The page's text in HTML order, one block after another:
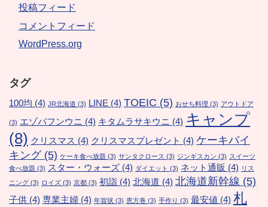
投稿フィード
コメントフィード
WordPress.org
タグ
100均 (4) JR北海道 (3) LINE (4) TOEIC (5) おせち料理 (3) アウトドア
(3) エゾバフンウニ (4) キタムラサキウニ (4) キャンプ
(8) クリスマス (4) クリスマスプレゼント (4) ケーキバイ
キング(5) ケーキ食べ放題 (3) サンタクロース (3) ジンギスカン (3) スイーツ
食べ放題 (3) スター・ウォーズ (4) ダイエット (3) ネット通販 (4) リス
ニング (3) ロイズ (3) 京都 (3) 初詣 (4) 北海道 (4) 北海道新幹線 (5)
子供 (4) 専業主婦 (4) 年賀状 (3) 恵方巻 (3) 手作り (3) 最安値 (4) 札